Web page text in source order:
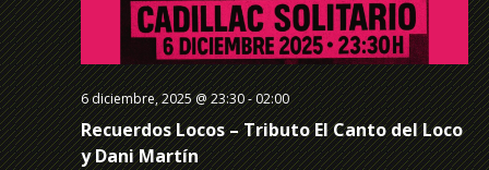
6 diciembre, 2025 @ 23:30-02:00
Recuerdos Locos – Tributo El Canto del Loco
y Dani Martín